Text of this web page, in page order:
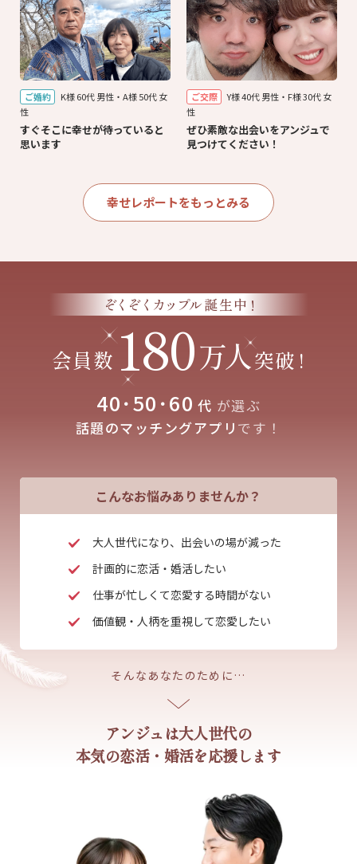
ご婚約
K様 60代 男性・A様 50代 女
性
すぐそこに幸せが待っていると
思います
ご交際
Y様 40代 男性・F様 30代 女
性
ぜひ素敵な出会いをアンジュで
見つけてください！
幸せレポートをもっとみる
ぞくぞくカップル誕生中 !
会員数 180万人突破 !
40･50･60 代 が選ぶ
話題のマッチングアプリ です！
こんなお悩みありませんか？
大人世代になり、出会いの場が減った
計画的に恋活・婚活したい
仕事が忙しくて恋愛する時間がない
価値観・人柄を重視して恋愛したい
そんなあなたのために…
アンジュは大人世代の
本気の恋活・婚活を応援します